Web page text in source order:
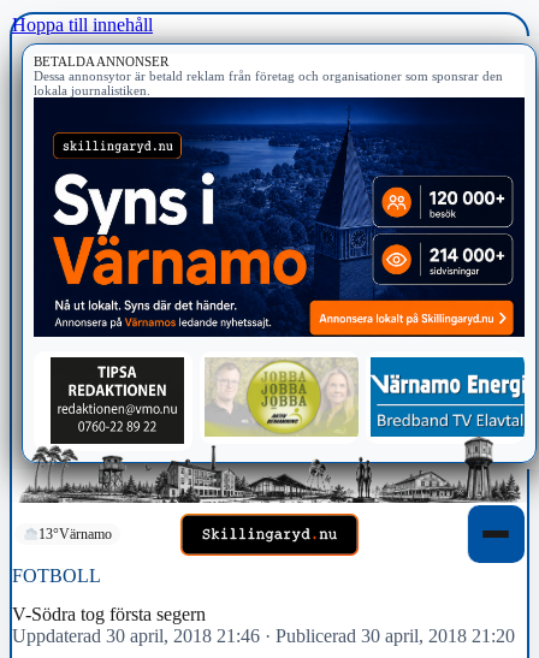
Hoppa till innehåll
BETALDA ANNONSER
Dessa annonsytor är betald reklam från företag och organisationer som sponsrar den
lokala journalistiken.
13°Värnamo
FOTBOLL
V-Södra tog första segern
Uppdaterad 30 april, 2018 21:46 · Publicerad 30 april, 2018 21:20